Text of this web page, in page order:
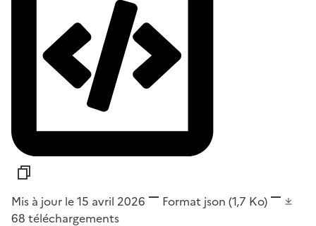
Mis à jour le 15 avril 2026 Format json (1,7 Ko)
68 téléchargements